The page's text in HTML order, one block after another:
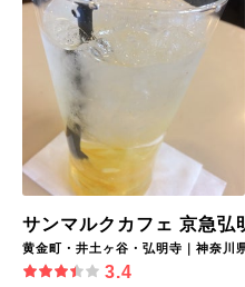
サンマルクカフェ 京急弘
黄金町・井土ヶ谷・弘明寺｜神奈川
3.4